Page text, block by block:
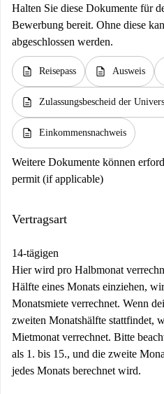
Halten Sie diese Dokumente für
Bewerbung bereit. Ohne diese
abgeschlossen werden.
description Reisepass description Ausweis
description Zulassungsbescheid der
description Einkommensnachweis
Weitere Dokumente können
permit (if applicable)
Vertragsart
14-tägigen
Hier wird pro Halbmonat
Hälfte eines Monats einziehen,
Monatsmiete verrechnet. Wenn
zweiten Monatshälfte stattfindet,
Mietmonat verrechnet. Bitte
als 1. bis 15., und die zweite
jedes Monats berechnet wird.